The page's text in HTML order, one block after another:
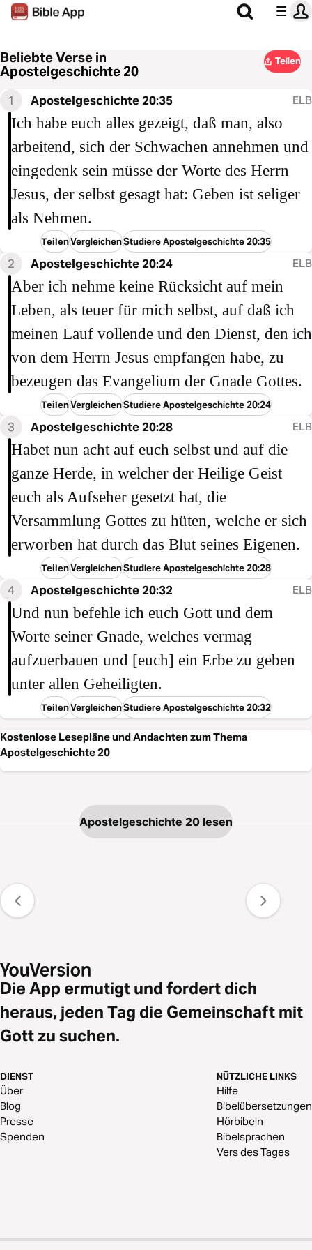
Beliebte Verse in
Apostelgeschichte 20
Teilen
1 Apostelgeschichte 20:35 ELB
Ich habe euch alles gezeigt, daß man, also
arbeitend, sich der Schwachen annehmen und
eingedenk sein müsse der Worte des Herrn
Jesus, der selbst gesagt hat: Geben ist seliger
als Nehmen.
TeilenVergleichenStudiere Apostelgeschichte 20:35
2 Apostelgeschichte 20:24 ELB
Aber ich nehme keine Rücksicht auf mein
Leben, als teuer für mich selbst, auf daß ich
meinen Lauf vollende und den Dienst, den ich
von dem Herrn Jesus empfangen habe, zu
bezeugen das Evangelium der Gnade Gottes.
TeilenVergleichenStudiere Apostelgeschichte 20:24
3 Apostelgeschichte 20:28 ELB
Habet nun acht auf euch selbst und auf die
ganze Herde, in welcher der Heilige Geist
euch als Aufseher gesetzt hat, die
Versammlung Gottes zu hüten, welche er sich
erworben hat durch das Blut seines Eigenen.
TeilenVergleichenStudiere Apostelgeschichte 20:28
4 Apostelgeschichte 20:32 ELB
Und nun befehle ich euch Gott und dem
Worte seiner Gnade, welches vermag
aufzuerbauen und [euch] ein Erbe zu geben
unter allen Geheiligten.
TeilenVergleichenStudiere Apostelgeschichte 20:32
Kostenlose Lesepläne und Andachten zum Thema
Apostelgeschichte 20
Apostelgeschichte 20 lesen
Die App ermutigt und fordert dich
heraus, jeden Tag die Gemeinschaft mit
Gott zu suchen.
DIENST
Über
Blog
Presse
Spenden
NÜTZLICHE LINKS
Hilfe
Bibelübersetzungen
Hörbibeln
Bibelsprachen
Vers des Tages